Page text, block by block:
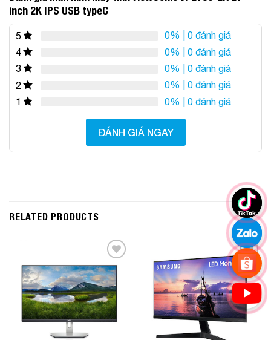
inch 2K IPS USB typeC
5 0% | 0 đánh giá
4
0% | 0 đánh giá
3
0% | 0 đánh giá
2
0% | 0 đánh giá
1
0% | 0 đánh giá
ĐÁNH GIÁ NGAY
RELATED PRODUCTS
Add to
Wishlist
Add to
Wishlist